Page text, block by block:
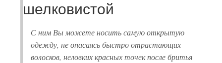
шелковистой
С ним Вы можете носить самую открытую
одежду, не опасаясь быстро отрастающих
волосков, неловких красных точек после бритья